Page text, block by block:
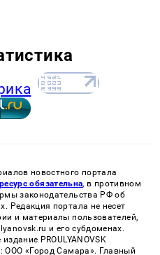
новостного портала
обязательна, в противном
законодательства РФ об
Редакция портала не несет
и материалы пользователей,
и его субдоменах.
PROULYANOVSK
«Город Самара». Главный